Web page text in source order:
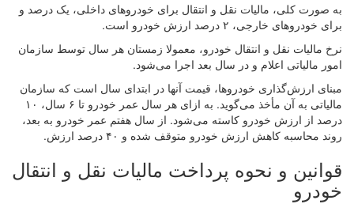
به صورت کلی، مالیات نقل و انتقال برای خودروهای داخلی، یک درصد و
برای خودروهای خارجی، ۲ درصد ارزش خودرو است.
نرخ مالیات نقل و انتقال خودرو، معمولا زمستان هر سال توسط سازمان
امور مالیاتی اعلام و در سال بعد اجرا می‌شود.
مبنای ارزش‌گذاری خودروها، قیمت آنها در ابتدای سال است که سازمان
مالیاتی به آن مأخذ می‌گوید. به ازای هر سال عمر خودرو تا ۶ سال، ۱۰
درصد از ارزش خودرو کاسته می‌شود. از سال هفتم عمر خودرو به بعد،
روند محاسبه کاهش ارزش خودرو متوقف شده و ۴۰ درصد ارزش.
قوانین و نحوه پرداخت مالیات نقل و انتقال
خودرو